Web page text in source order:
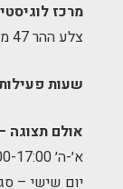
מרכז
צלע ההר 47 מודיעין
שעות
אולם תצוגה
א׳-ה׳ 09:00-17:00
יום שישי –